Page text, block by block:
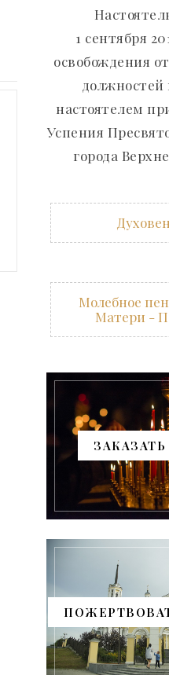
1 сентября
освобождения
должностей
настоятелем
Успения
города
Молебное
Матери -